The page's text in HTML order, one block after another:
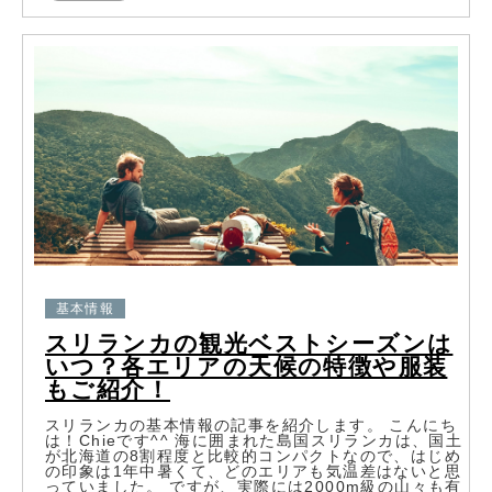
スリランカの観光ベストシーズンは
いつ？各エリアの天候の特徴や服装
もご紹介！
基本情報
スリランカの基本情報の記事を紹介します。 こんにち
は！Chieです^^ 海に囲まれた島国スリランカは、国土
が北海道の8割程度と比較的コンパクトなので、はじめ
の印象は1年中暑くて、どのエリアも気温差はないと思
っていました。 ですが、実際には2000m級の山々も有